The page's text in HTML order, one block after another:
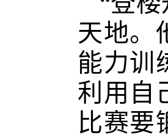
天地。
能力训
利用自
比赛要